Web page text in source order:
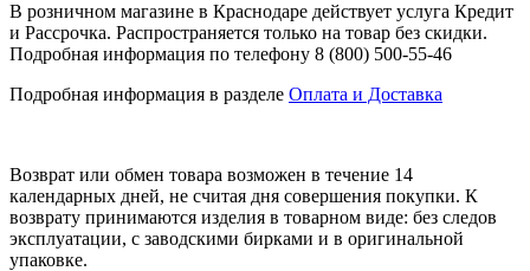
В розничном магазине в Краснодаре действует услуга Кредит
и Рассрочка. Распространяется только на товар без скидки.
Подробная информация по телефону 8 (800) 500-55-46
Подробная информация в разделе Оплата и Доставка
Возврат или обмен товара возможен в течение 14
календарных дней, не считая дня совершения покупки. К
возврату принимаются изделия в товарном виде: без следов
эксплуатации, с заводскими бирками и в оригинальной
упаковке.